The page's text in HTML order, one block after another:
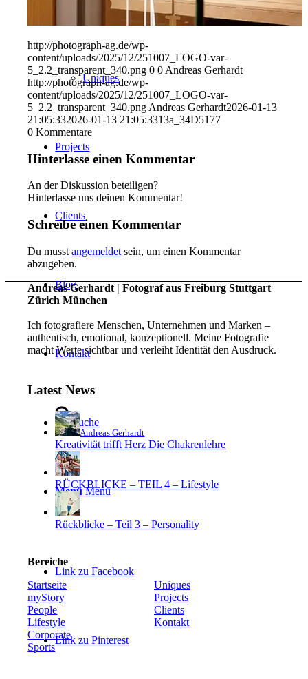
Sports
Uniques
Projects
Clients
Blog
Kontakt
Suche
Menü Menü
Link zu Facebook
Link zu Pinterest
http://photograph-ag.de/wp-
content/uploads/2025/12/251007_LOGO-var-
5_2.2_transparent_340.png 0 0 Andreas Gerhardt
http://photograph-ag.de/wp-
content/uploads/2025/12/251007_LOGO-var-
5_2.2_transparent_340.png Andreas Gerhardt2026-01-13
21:05:332026-01-13 21:05:3313a_34D5177
0 Kommentare
Hinterlasse einen Kommentar
An der Diskussion beteiligen?
Hinterlasse uns deinen Kommentar!
Schreibe einen Kommentar
Du musstangemeldet sein, um einen Kommentar
abzugeben.
Andreas Gerhardt | Fotograf aus Freiburg Stuttgart
Zürich München
Ich fotografiere Menschen, Unternehmen und Marken –
authentisch, emotional, konzeptionell. Meine Fotografie
macht Werte sichtbar und verleiht Identität den Ausdruck.
Latest News
Andreas Gerhardt
Kreativität trifft Herz Die Chakrenlehre
RÜCKBLICKE – TEIL 4 – Lifestyle
Rückblicke – Teil 3 – Personality
Bereiche
Startseite
myStory
People
Lifestyle
Corporate
Sports
Uniques
Projects
Clients
Kontakt